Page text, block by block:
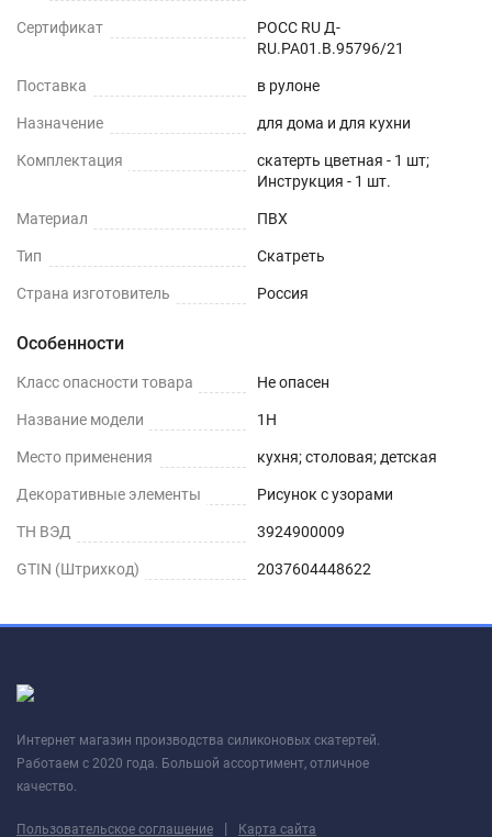
Сертификат
РОСС RU Д-
RU.РА01.В.95796/21
Поставка в рулоне
Назначение для дома и для кухни
Комплектация
скатерть цветная - 1 шт;
Инструкция - 1 шт.
Материал ПВХ
Тип Скатреть
Страна изготовитель Россия
Особенности
Класс опасности товара Не опасен
Название модели 1H
Место применения кухня; столовая; детская
Декоративные элементы Рисунок с узорами
ТН ВЭД 3924900009
GTIN (Штрихкод) 2037604448622
Интернет магазин производства силиконовых скатертей.
Работаем с 2020 года. Большой ассортимент, отличное
качество.
Пользовательское соглашение | Карта сайта